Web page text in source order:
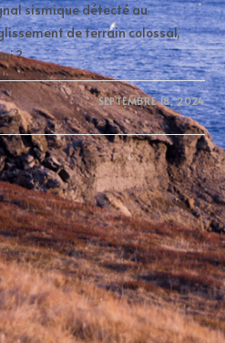
sismique détecté au
de terrain colossal,
?
SEPTEMBRE 18, 2024